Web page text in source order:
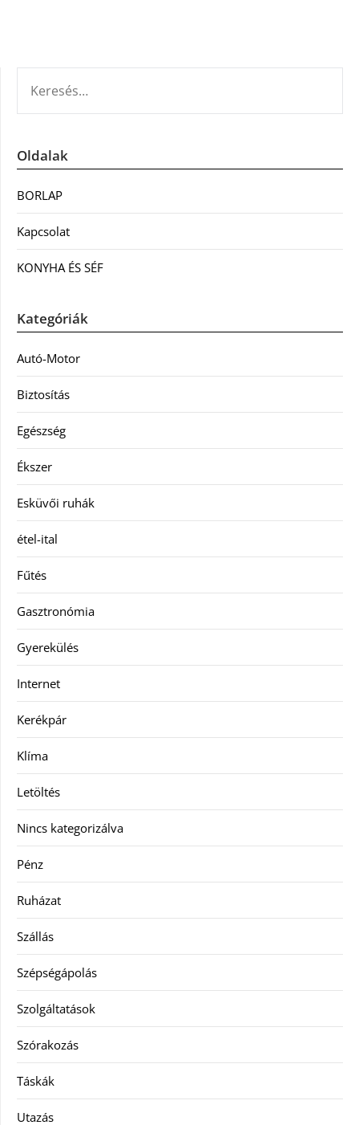
Oldalak
BORLAP
Kapcsolat
KONYHA ÉS SÉF
Kategóriák
Autó-Motor
Biztosítás
Egészség
Ékszer
Esküvői ruhák
étel-ital
Fűtés
Gasztronómia
Gyerekülés
Internet
Kerékpár
Klíma
Letöltés
Nincs kategorizálva
Pénz
Ruházat
Szállás
Szépségápolás
Szolgáltatások
Szórakozás
Táskák
Utazás